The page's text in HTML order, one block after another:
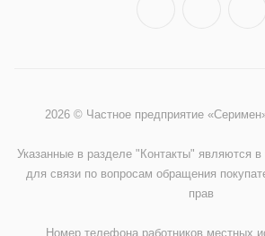
2026 © Частное предприятие
Указанные в разделе "Контакты" являются в
для связи по вопросам обращения
прав
Номер телефона работников местных